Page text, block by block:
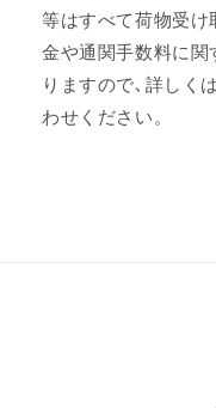
等はすべて荷物受
金や通関手数料に関
りますので､詳しく
わせください。